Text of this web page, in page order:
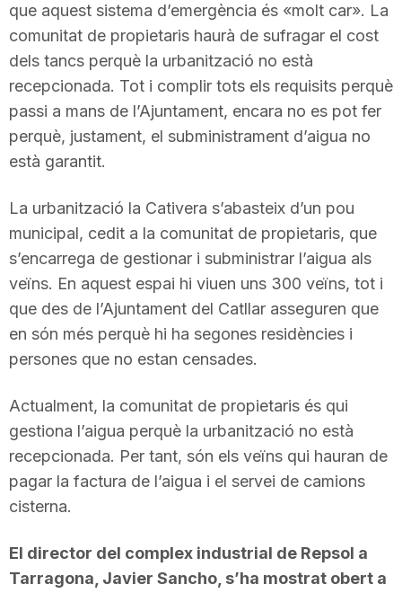
que aquest sistema d’emergència és «molt car». La
comunitat de propietaris haurà de sufragar el cost
dels tancs perquè la urbanització no està
recepcionada. Tot i complir tots els requisits perquè
passi a mans de l’Ajuntament, encara no es pot fer
perquè, justament, el subministrament d’aigua no
està garantit.
La urbanització la Cativera s’abasteix d’un pou
municipal, cedit a la comunitat de propietaris, que
s’encarrega de gestionar i subministrar l’aigua als
veïns. En aquest espai hi viuen uns 300 veïns, tot i
que des de l’Ajuntament del Catllar asseguren que
en són més perquè hi ha segones residències i
persones que no estan censades.
Actualment, la comunitat de propietaris és qui
gestiona l’aigua perquè la urbanització no està
recepcionada. Per tant, són els veïns qui hauran de
pagar la factura de l’aigua i el servei de camions
cisterna.
El director del complex industrial de Repsol a
Tarragona, Javier Sancho, s’ha mostrat obert a